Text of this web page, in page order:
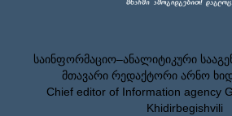
საინფორმაციო–ანალიტიკური
მთავარი რედაქტორი არნო
Chief editor of Information agency
Khidirbegishvili